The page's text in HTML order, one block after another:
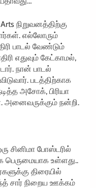
நிறுவனத்திற்கு
எல்லோரும்
பாடல் வேண்டும்
எதுவும் கேட்காமல்,
நான் பாடல்
படத்திற்காக
அசோக், பிரியா
அனைவருக்கும் நன்றி.
சினிமா போஸ்டரில்
பெருமையாக உள்ளது..
திரையில்
சார் நிறைய ஊக்கம்